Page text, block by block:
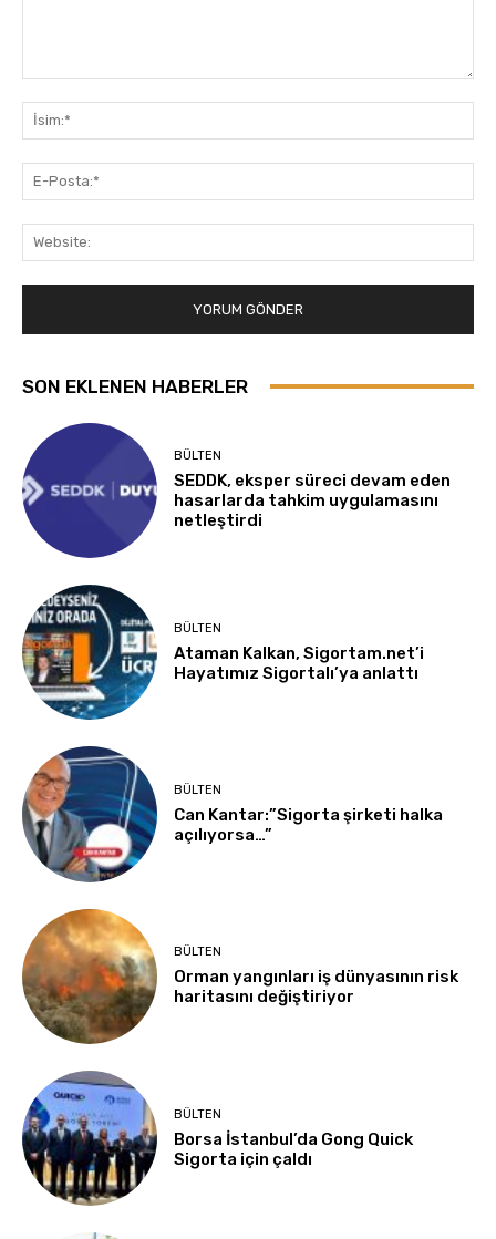
SON EKLENEN HABERLER
BÜLTEN
SEDDK, eksper süreci devam eden
hasarlarda tahkim uygulamasını
netleştirdi
BÜLTEN
Ataman Kalkan, Sigortam.net’i
Hayatımız Sigortalı’ya anlattı
BÜLTEN
Can Kantar:”Sigorta şirketi halka
açılıyorsa…”
BÜLTEN
Orman yangınları iş dünyasının risk
haritasını değiştiriyor
BÜLTEN
Borsa İstanbul’da Gong Quick
Sigorta için çaldı